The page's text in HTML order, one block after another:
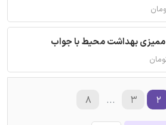
ممیزی بهداشت محیط با جواب
۲ ۳ ... ۸